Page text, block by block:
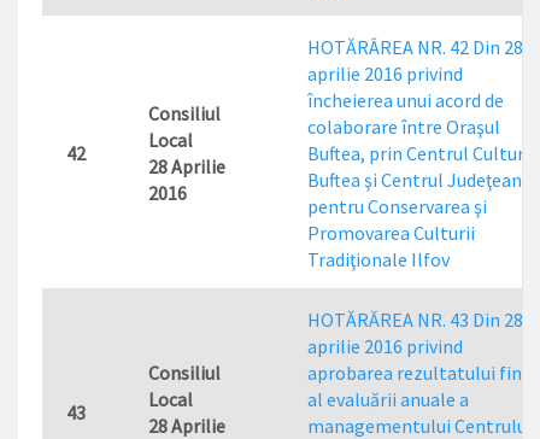
42
Consiliul
Local
28 Aprilie
2016
HOTĂRÂREA NR. 42 Din 28
aprilie 2016 privind
încheierea unui acord de
colaborare între Oraşul
Buftea, prin Centrul Cultural
Buftea şi Centrul Judeţean
pentru Conservarea şi
Promovarea Culturii
Tradiţionale Ilfov
43
Consiliul
Local
28 Aprilie
HOTĂRĂREA NR. 43 Din 28
aprilie 2016 privind
aprobarea rezultatului final
al evaluării anuale a
managementului Centrului